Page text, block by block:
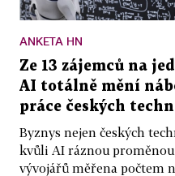
ANKETA HN
Ze 13 zájemců na
AI totálně mění
práce českých
Byznys nejen českých
kvůli AI ráznou
vývojářů měřena počtem